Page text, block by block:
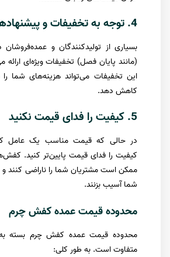
4. توجه به تخفیفات و پیشنهادهای ویژه
بسیاری از تولیدکنندگان و
(مانند پایان فصل) تخفیفات ویژه‌ای ارائه
این تخفیفات می‌تواند هزینه‌های شما
کاهش دهد.
5. کیفیت را فدای قیمت نکنید
در حالی که قیمت مناسب یک عامل
کیفیت را فدای قیمت پایین‌تر کنید.
ممکن است مشتریان شما را ناراضی کنند و
شما آسیب بزنند.
محدوده قیمت عمده کفش چرم
محدوده قیمت عمده کفش چرم بسته
متفاوت است. به طور کلی: